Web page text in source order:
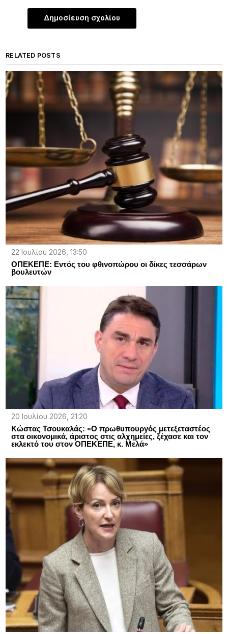
RELATED POSTS
22 Ιουλίου 2026, 13:50
ΟΠΕΚΕΠΕ: Εντός του φθινοπώρου οι δίκες τεσσάρων
βουλευτών
20 Ιουλίου 2026, 21:20
Κώστας Τσουκαλάς: «Ο πρωθυπουργός μετεξεταστέος
στα οικονομικά, άριστος στις αλχημείες, ξέχασε και τον
εκλεκτό του στον ΟΠΕΚΕΠΕ, κ. Μελά»